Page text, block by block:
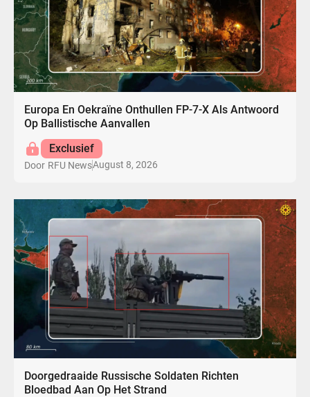
Europa En Oekraïne Onthullen FP-7-X Als Antwoord
Op Ballistische Aanvallen
Exclusief
Door RFU NewsAugust 8, 2026
Doorgedraaide Russische Soldaten Richten
Bloedbad Aan Op Het Strand